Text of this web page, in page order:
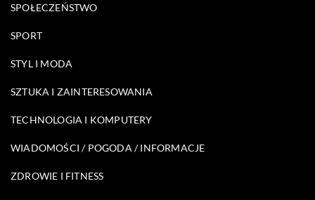
SPOŁECZEŃSTWO
SPORT
STYL I MODA
SZTUKA I ZAINTERESOWANIA
TECHNOLOGIA I KOMPUTERY
WIADOMOŚCI / POGODA / INFORMACJE
ZDROWIE I FITNESS